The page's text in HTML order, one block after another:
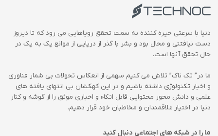
دنیا با سرعتی خیره کننده به سمت تحقق رویاهایی می رود که تا دیروز
دست نیافتنی و محال بود و بشر با گذر از دریایی از موانع یک به یک در
حال تحقق آنها است.
ما در” تک ناک” تلاش می کنیم سهمی از انعکاس تحولات بی شمار فناوری
و اخبار تکنولوژی داشته باشیم و در این کهکشان بی انتهای یافته های
علمی و دانش محور محتوایی قابل اتکاء و اخباری موثق را از گوشه و کنار
دنیا در اختیار علاقمندان و مخاطبان خود قرار دهیم.
ما را در شبکه های اجتماعی دنبال کنید